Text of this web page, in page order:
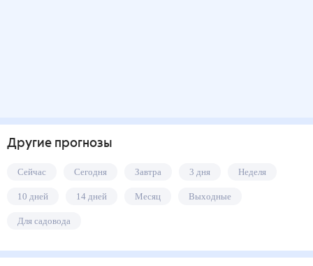
Другие прогнозы
Сейчас Сегодня Завтра 3 дня Неделя
10 дней 14 дней Месяц Выходные
Для садовода